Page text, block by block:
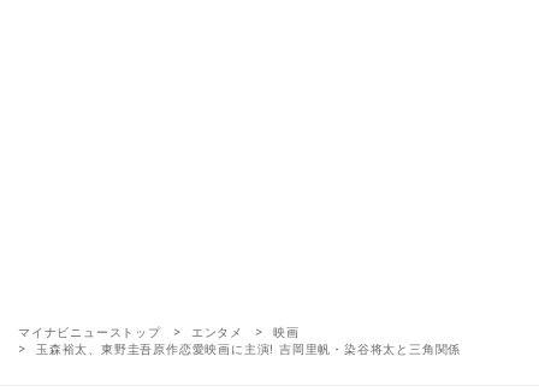
マイナビニューストップ エンタメ
映画
玉森裕太、東野圭吾原作恋愛映画に主演! 吉岡里帆・染谷将太と三角関係